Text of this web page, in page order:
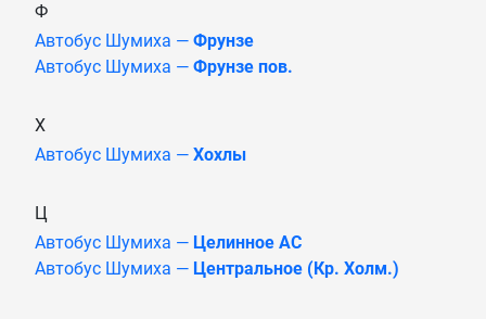
Ф
Автобус Шумиха — Фрунзе
Автобус Шумиха — Фрунзе пов.
Х
Автобус Шумиха — Хохлы
Ц
Автобус Шумиха — Целинное АС
Автобус Шумиха — Центральное (Кр. Холм.)